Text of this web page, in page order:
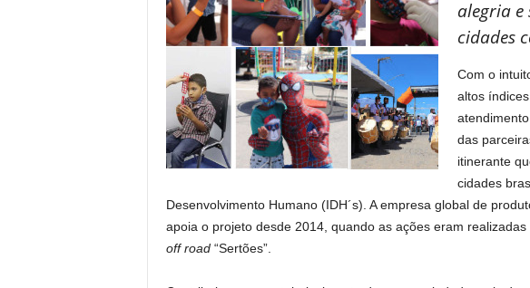
alegria
cidades
Com o
altos
das
itinerante
cidades
Desenvolvimento Humano (IDH´s). A empresa global de
apoia o projeto desde 2014, quando as ações eram
off road“Sertões”.